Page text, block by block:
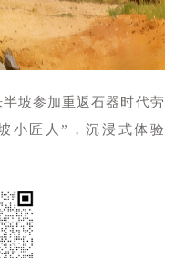
坡参加重返石器时代劳
小匠人”，沉浸式体验